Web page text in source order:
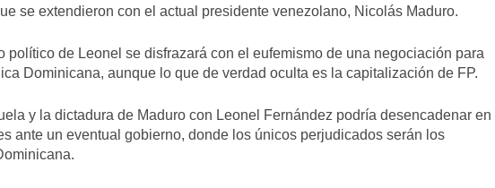
se extendieron con el actual presidente venezolano, Nicolás Maduro.
político de Leonel se disfrazará con el eufemismo de una negociación para
Dominicana, aunque lo que de verdad oculta es la capitalización de FP.
y la dictadura de Maduro con Leonel Fernández podría desencadenar en
ante un eventual gobierno, donde los únicos perjudicados serán los